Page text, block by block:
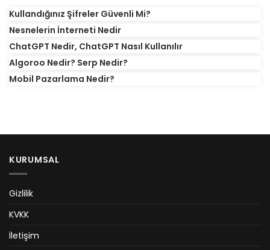
Kullandığınız Şifreler Güvenli Mi?
Nesnelerin İnterneti Nedir
ChatGPT Nedir, ChatGPT Nasıl Kullanılır
Algoroo Nedir? Serp Nedir?
Mobil Pazarlama Nedir?
KURUMSAL
Gizlilik
KVKK
İletişim